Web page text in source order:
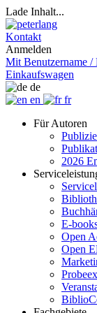
Lade Inhalt...
Kontakt
Anmelden
Mit Benutzername /
Einkaufswagen
de
en
fr
Für Autoren
2026
E-
Open
Open